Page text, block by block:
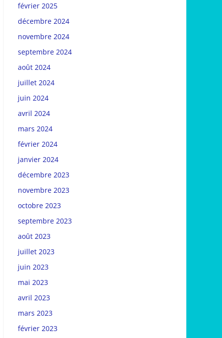
février 2025
décembre 2024
novembre 2024
septembre 2024
août 2024
juillet 2024
juin 2024
avril 2024
mars 2024
février 2024
janvier 2024
décembre 2023
novembre 2023
octobre 2023
septembre 2023
août 2023
juillet 2023
juin 2023
mai 2023
avril 2023
mars 2023
février 2023